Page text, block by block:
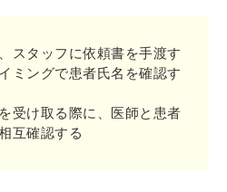
スタッフに依頼書を手渡す
ミングで患者氏名を確認す
受け取る際に、医師と患者
互確認する